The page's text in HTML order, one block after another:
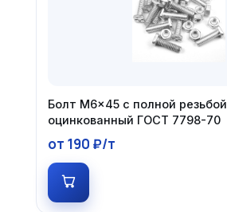
Болт М6×45 с полной резьбой
оцинкованный ГОСТ 7798-70
от 190 ₽/т